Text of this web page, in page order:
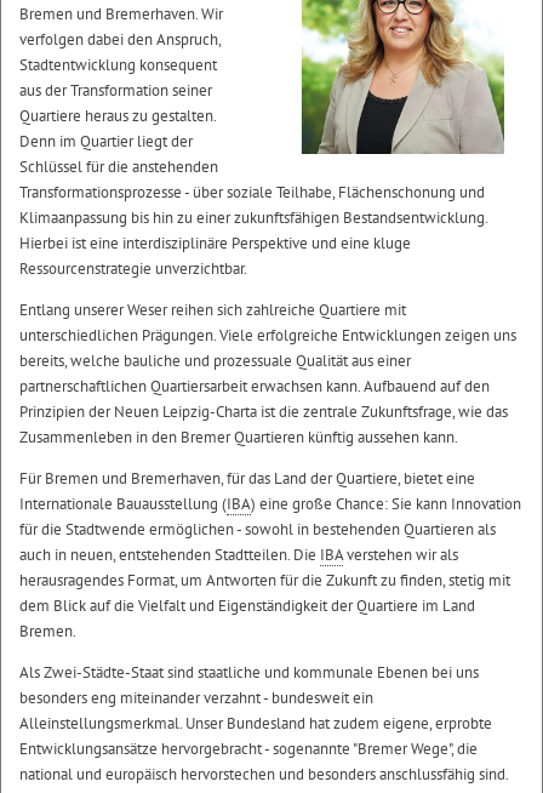
Bremen und Bremerhaven. Wir
verfolgen dabei den Anspruch,
Stadtentwicklung konsequent
aus der Transformation seiner
Quartiere heraus zu gestalten.
Denn im Quartier liegt der
Schlüssel für die anstehenden
Transformationsprozesse - über soziale Teilhabe, Flächenschonung und
Klimaanpassung bis hin zu einer zukunftsfähigen Bestandsentwicklung.
Hierbei ist eine interdisziplinäre Perspektive und eine kluge
Ressourcenstrategie unverzichtbar.
Entlang unserer Weser reihen sich zahlreiche Quartiere mit
unterschiedlichen Prägungen. Viele erfolgreiche Entwicklungen zeigen uns
bereits, welche bauliche und prozessuale Qualität aus einer
partnerschaftlichen Quartiersarbeit erwachsen kann. Aufbauend auf den
Prinzipien der Neuen Leipzig-Charta ist die zentrale Zukunftsfrage, wie das
Zusammenleben in den Bremer Quartieren künftig aussehen kann.
Für Bremen und Bremerhaven, für das Land der Quartiere, bietet eine
Internationale Bauausstellung (IBA) eine große Chance: Sie kann Innovation
für die Stadtwende ermöglichen - sowohl in bestehenden Quartieren als
auch in neuen, entstehenden Stadtteilen. Die IBAverstehen wir als
herausragendes Format, um Antworten für die Zukunft zu finden, stetig mit
dem Blick auf die Vielfalt und Eigenständigkeit der Quartiere im Land
Bremen.
Als Zwei-Städte-Staat sind staatliche und kommunale Ebenen bei uns
besonders eng miteinander verzahnt - bundesweit ein
Alleinstellungsmerkmal. Unser Bundesland hat zudem eigene, erprobte
Entwicklungsansätze hervorgebracht - sogenannte "Bremer Wege", die
national und europäisch hervorstechen und besonders anschlussfähig sind.